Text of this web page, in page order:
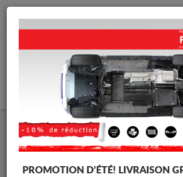
info@cachesousmoteur.fr
Cache Sous Moteur Ford
Cache Sous Moteur Ford Ranger Raptor
Marques
PROMOTION D’ÉTÉ! LIVRAISON